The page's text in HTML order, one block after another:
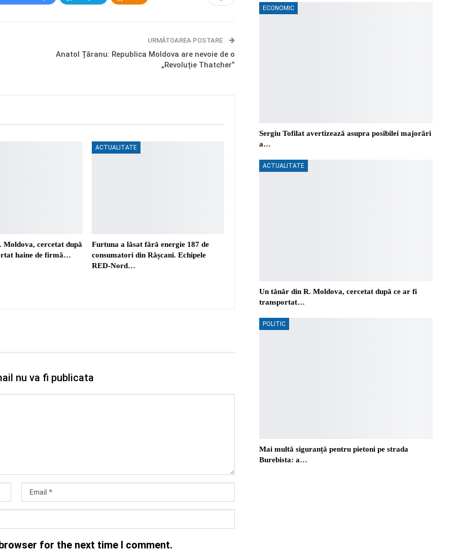
URMĂTOAREA POSTARE
Anatol Țăranu: Republica Moldova are nevoie de o
„Revoluție Thatcher”
Moldova, cercetat după
haine de firmă…
ACTUALITATE
Furtuna a lăsat fără energie 187 de
consumatori din Râșcani. Echipele
RED-Nord…
nu va fi publicata
for the next time I comment.
ECONOMIC
Sergiu Tofilat avertizează asupra posibilei majorări
a…
ACTUALITATE
Un tânăr din R. Moldova, cercetat după ce ar fi
transportat…
POLITIC
Mai multă siguranță pentru pietoni pe strada
Burebista: a…